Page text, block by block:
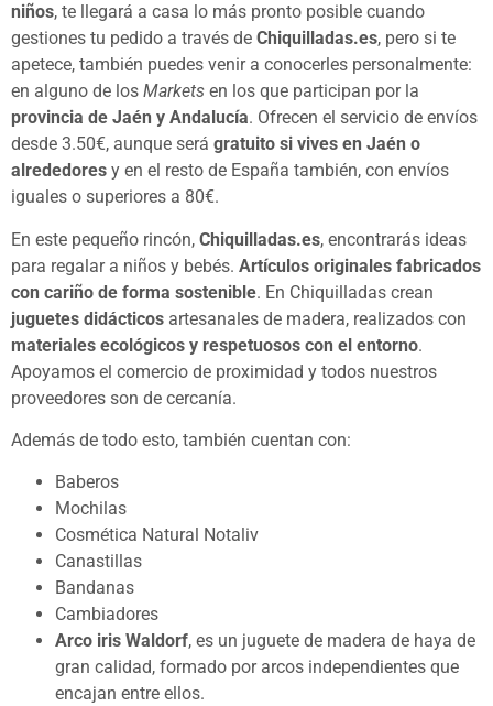
niños, te llegará a casa lo más pronto posible cuando
gestiones tu pedido a través de Chiquilladas.es, pero si te
apetece, también puedes venir a conocerles personalmente:
en alguno de los Markets en los que participan por la
provincia de Jaén y Andalucía. Ofrecen el servicio de envíos
desde 3.50€, aunque será gratuito si vives en Jaén o
alrededores y en el resto de España también, con envíos
iguales o superiores a 80€.
En este pequeño rincón, Chiquilladas.es, encontrarás ideas
para regalar a niños y bebés. Artículos originales fabricados
con cariño de forma sostenible. En Chiquilladas crean
juguetes didácticos artesanales de madera, realizados con
materiales ecológicos y respetuosos con el entorno.
Apoyamos el comercio de proximidad y todos nuestros
proveedores son de cercanía.
Además de todo esto, también cuentan con:
Baberos
Mochilas
Cosmética Natural Notaliv
Canastillas
Bandanas
Cambiadores
Arco iris Waldorf, es un juguete de madera de haya de
gran calidad, formado por arcos independientes que
encajan entre ellos.